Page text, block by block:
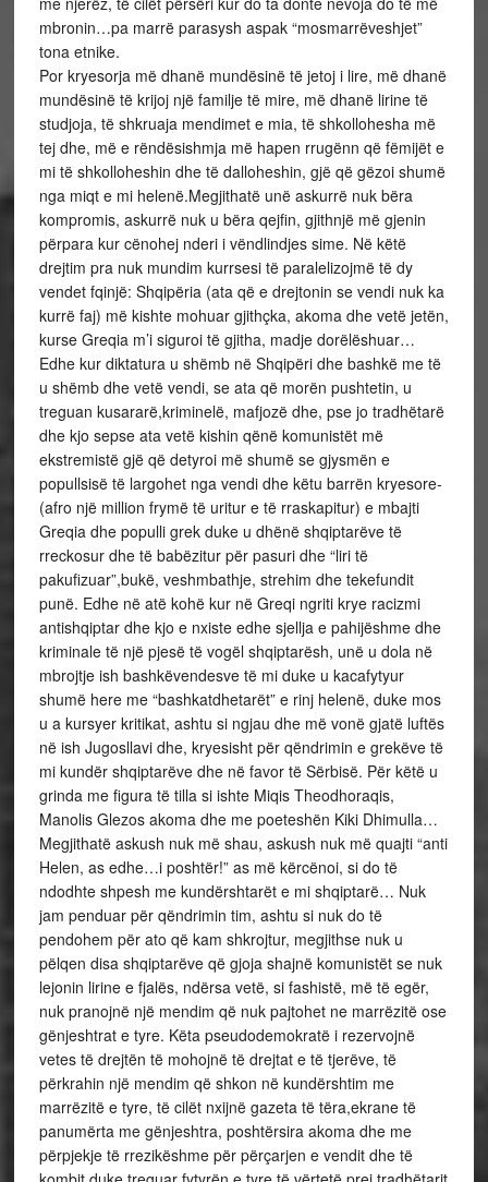
mbronin…pa marrë parasysh aspak “mosmarrëveshjet”
tona etnike.
Por kryesorja më dhanë mundësinë të jetoj i lire, më dhanë
mundësinë të krijoj një familje të mire, më dhanë lirine të
studjoja, të shkruaja mendimet e mia, të shkollohesha më
tej dhe, më e rëndësishmja më hapen rrugënn që fëmijët e
mi të shkolloheshin dhe të dalloheshin, gjë që gëzoi shumë
nga miqt e mi helenë.Megjithatë unë askurrë nuk bëra
kompromis, askurrë nuk u bëra qejfin, gjithnjë më gjenin
përpara kur cënohej nderi i vëndlindjes sime. Në këtë
drejtim pra nuk mundim kurrsesi të paralelizojmë të dy
vendet fqinjë: Shqipëria (ata që e drejtonin se vendi nuk ka
kurrë faj) më kishte mohuar gjithçka, akoma dhe vetë jetën,
kurse Greqia m’i siguroi të gjitha, madje dorëlëshuar…
Edhe kur diktatura u shëmb në Shqipëri dhe bashkë me të
u shëmb dhe vetë vendi, se ata që morën pushtetin, u
treguan kusararë,kriminelë, mafjozë dhe, pse jo tradhëtarë
dhe kjo sepse ata vetë kishin qënë komunistët më
ekstremistë gjë që detyroi më shumë se gjysmën e
popullsisë të largohet nga vendi dhe këtu barrën kryesore-
(afro një million frymë të uritur e të rraskapitur) e mbajti
Greqia dhe populli grek duke u dhënë shqiptarëve të
rreckosur dhe të babëzitur për pasuri dhe “liri të
pakufizuar”,bukë, veshmbathje, strehim dhe tekefundit
punë. Edhe në atë kohë kur në Greqi ngriti krye racizmi
antishqiptar dhe kjo e nxiste edhe sjellja e pahijëshme dhe
kriminale të një pjesë të vogël shqiptarësh, unë u dola në
mbrojtje ish bashkëvendesve të mi duke u kacafytyur
shumë here me “bashkatdhetarët” e rinj helenë, duke mos
u a kursyer kritikat, ashtu si ngjau dhe më vonë gjatë luftës
në ish Jugosllavi dhe, kryesisht për qëndrimin e grekëve të
mi kundër shqiptarëve dhe në favor të Sërbisë. Për këtë u
grinda me figura të tilla si ishte Miqis Theodhoraqis,
Manolis Glezos akoma dhe me poeteshën Kiki Dhimulla…
Megjithatë askush nuk më shau, askush nuk më quajti “anti
Helen, as edhe…i poshtër!” as më kërcënoi, si do të
ndodhte shpesh me kundërshtarët e mi shqiptarë… Nuk
jam penduar për qëndrimin tim, ashtu si nuk do të
pendohem për ato që kam shkrojtur, megjithse nuk u
pëlqen disa shqiptarëve që gjoja shajnë komunistët se nuk
lejonin lirine e fjalës, ndërsa vetë, si fashistë, më të egër,
nuk pranojnë një mendim që nuk pajtohet ne marrëzitë ose
gënjeshtrat e tyre. Këta pseudodemokratë i rezervojnë
vetes të drejtën të mohojnë të drejtat e të tjerëve, të
përkrahin një mendim që shkon në kundërshtim me
marrëzitë e tyre, të cilët nxijnë gazeta të tëra,ekrane të
panumërta me gënjeshtra, poshtërsira akoma dhe me
përpjekje të rrezikëshme për përçarjen e vendit dhe të